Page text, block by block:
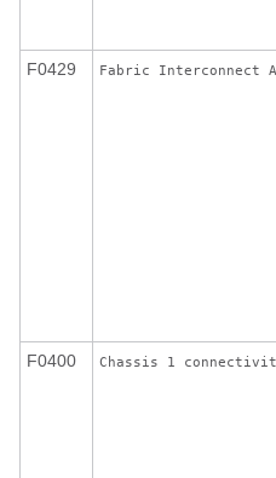
F0429 Fabric Interconnect
F0400 Chassis 1